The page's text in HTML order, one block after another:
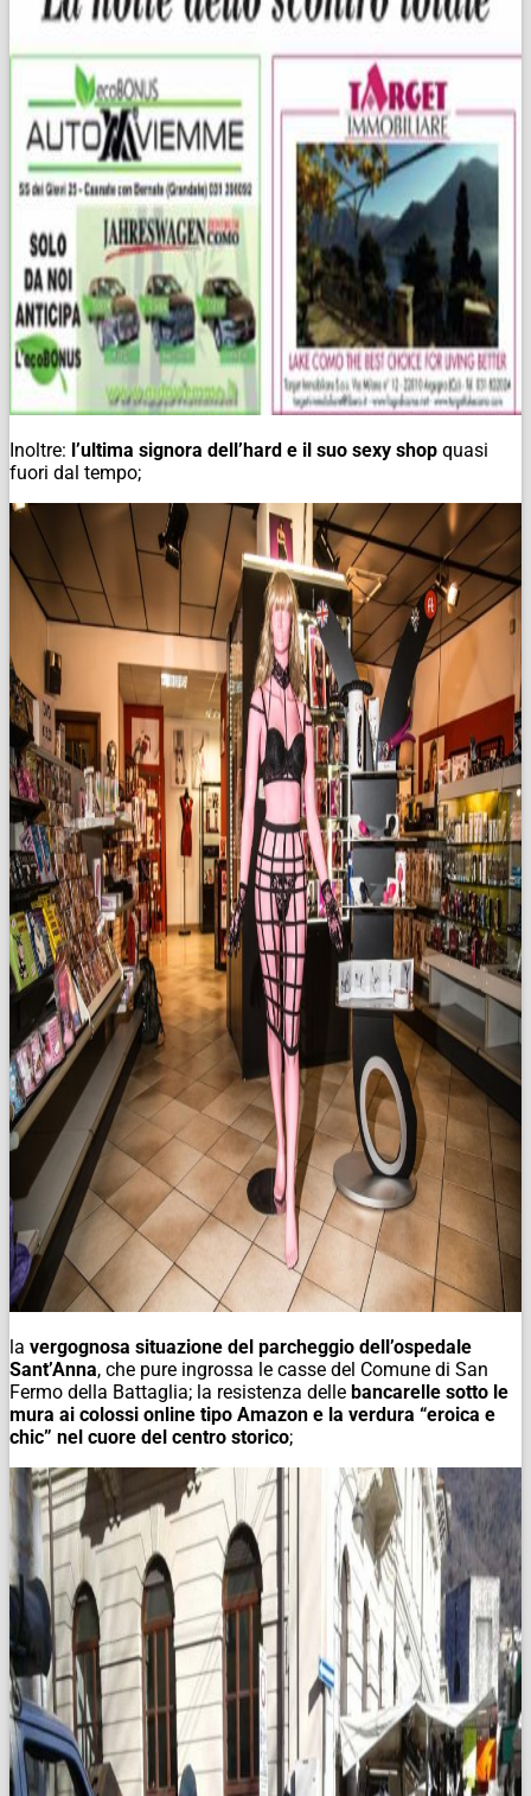
Inoltre: l’ultima signora dell’hard e il suo sexy shop quasi
fuori dal tempo;
la vergognosa situazione del parcheggio dell’ospedale
Sant’Anna, che pure ingrossa le casse del Comune di San
Fermo della Battaglia; la resistenza delle bancarelle sotto le
mura ai colossi online tipo Amazon e la verdura “eroica e
chic” nel cuore del centro storico;